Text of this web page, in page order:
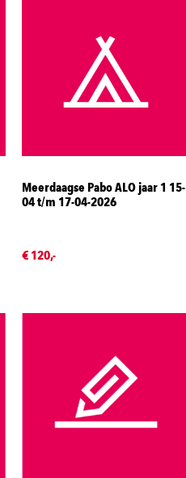
Meerdaagse Pabo ALO jaar 1 15-
04 t/m 17-04-2026
€ 120,-